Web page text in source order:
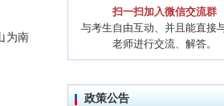
为南
扫一扫加入微信交流群
与考生自由互动、并且能直接
老师进行交流、解答。
政策公告